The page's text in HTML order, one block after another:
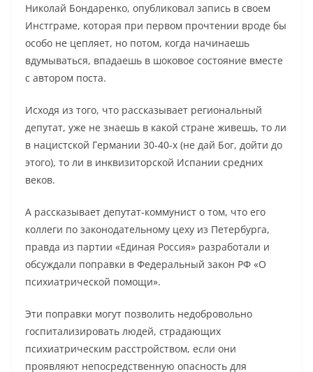
Николай Бондаренко, опубликовал запись в своем
Инстграме, которая при первом прочтении вроде бы
особо не цепляет, но потом, когда начинаешь
вдумываться, впадаешь в шоковое состояние вместе
с автором поста.
Исходя из того, что рассказывает региональный
депутат, уже не знаешь в какой стране живешь, то ли
в нацистской Германии 30-40-х (не дай Бог, дойти до
этого), то ли в инквизиторской Испании средних
веков.
А рассказывает депутат-коммунист о том, что его
коллеги по законодательному цеху из Петербурга,
правда из партии «Единая Россия» разработали и
обсуждали поправки в Федеральный закон РФ «О
психиатрической помощи».
Эти поправки могут позволить недобровольно
госпитализировать людей, страдающих
психиатрическим расстройством, если они
проявляют непосредственную опасность для